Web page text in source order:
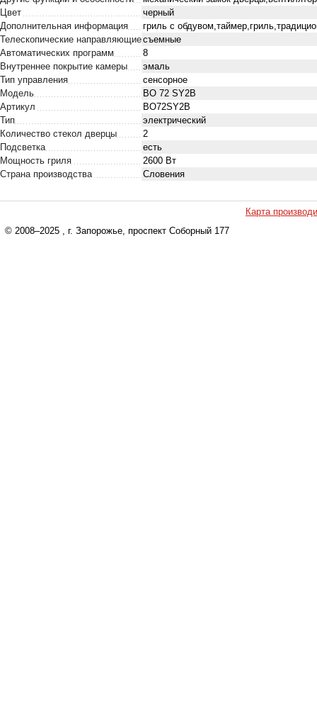
Цвет
черный
Дополнительная информация
гриль с
Телескопические направляющиесъемные
Автоматических программ
8
Внутреннее покрытие камеры
эмаль
Тип управления
сенсорное
Модель
BO 72 SY2B
Артикул
BO72SY2B
Тип
электрический
Количество стекол дверцы
2
Подсветка
есть
Мощность гриля
2600 Вт
Страна производства
Словения
Карта
© 2008–2025 , г. Запорожье, проспект Соборный 177